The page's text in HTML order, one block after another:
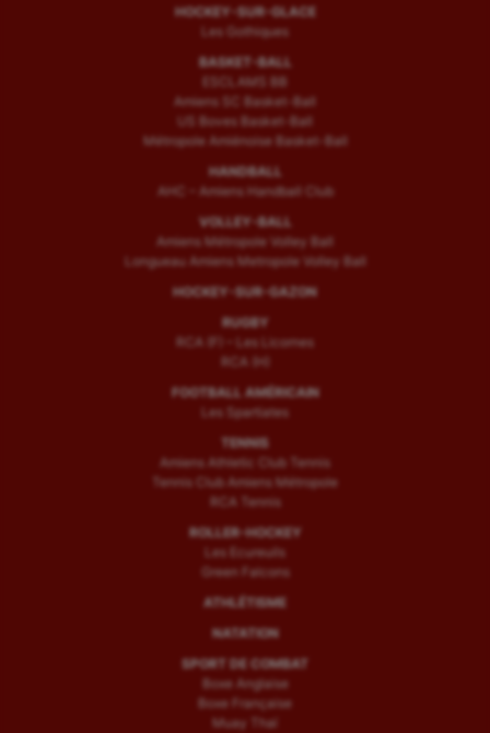
HOCKEY-SUR-GLACE
Les Gothiques
BASKET-BALL
ESCLAMS BB
Amiens SC Basket-Ball
US Boves Basket-Ball
Métropole Amiénoise Basket-Ball
HANDBALL
AHC – Amiens Handball Club
VOLLEY-BALL
Amiens Métropole Volley Ball
Longueau Amiens Metropole Volley Ball
HOCKEY-SUR-GAZON
RUGBY
RCA (F) – Les Licornes
RCA (H)
FOOTBALL AMÉRICAIN
Les Spartiates
TENNIS
Amiens Athletic Club Tennis
Tennis Club Amiens Métropole
RCA Tennis
ROLLER-HOCKEY
Les Ecureuils
Green Falcons
ATHLÉTISME
NATATION
SPORT DE COMBAT
Boxe Anglaise
Boxe Française
Muay Thaï